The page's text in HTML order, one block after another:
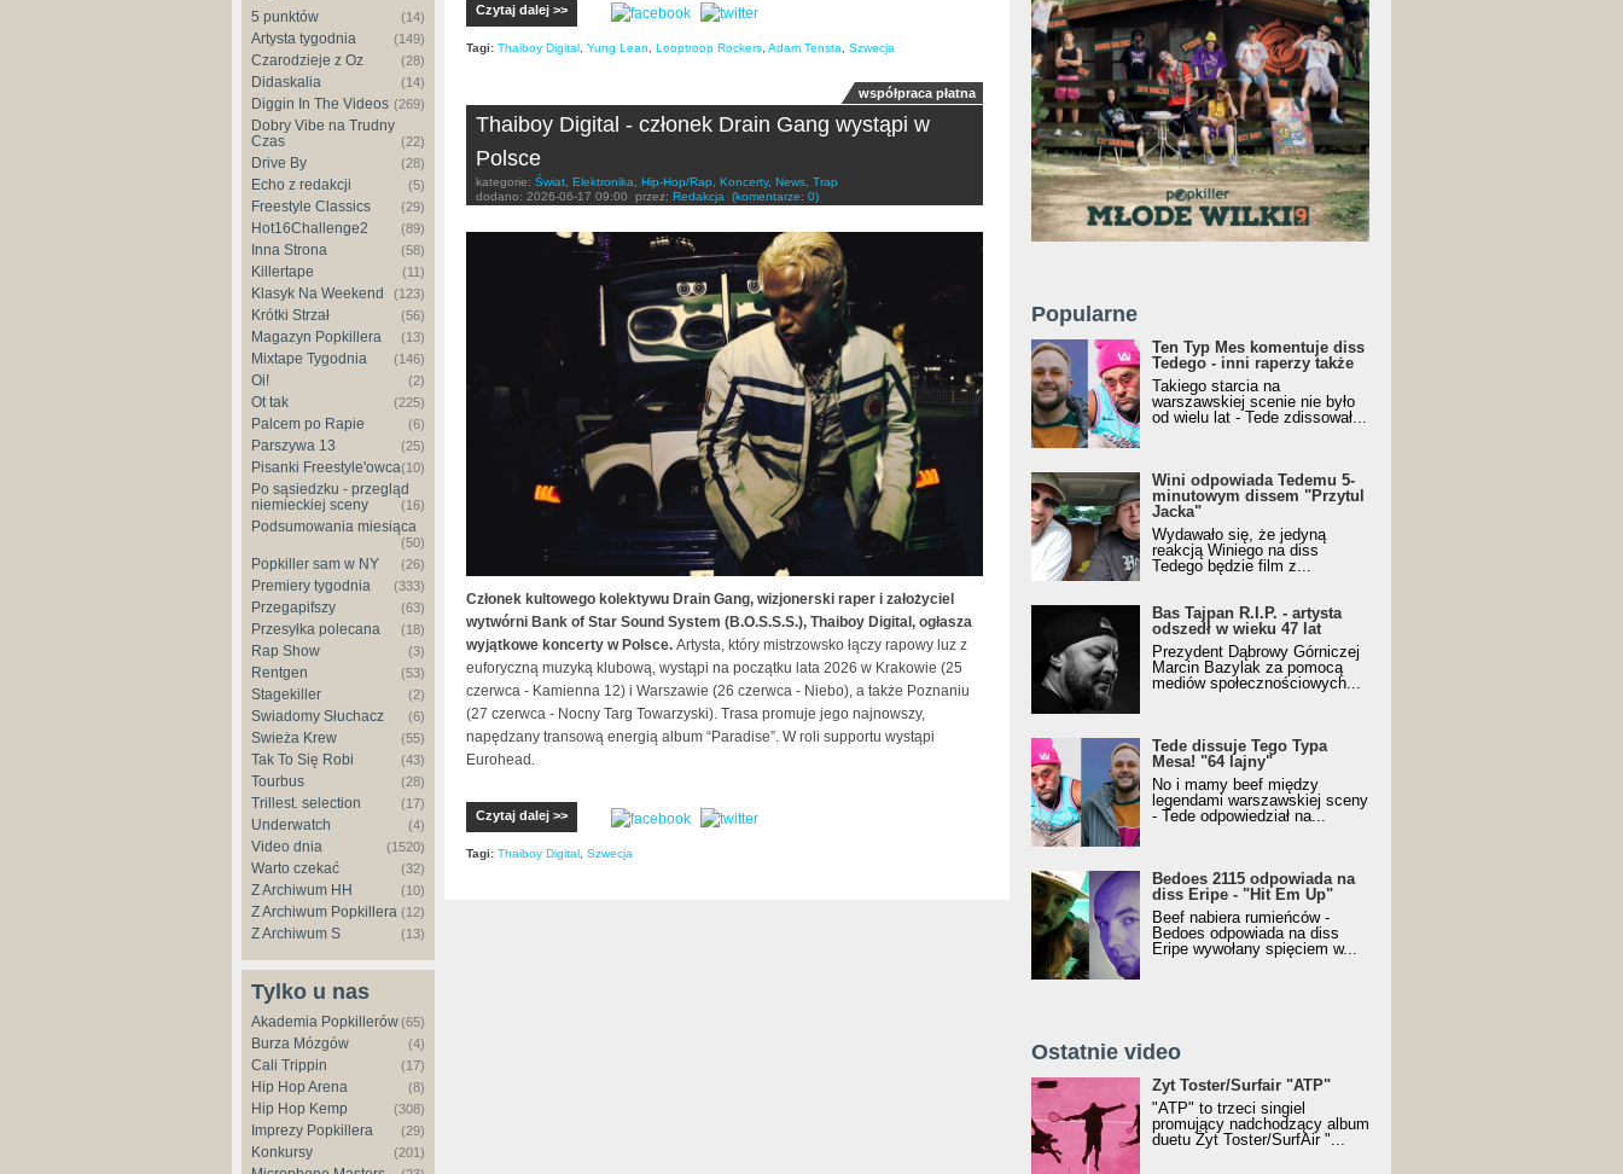
5 punktów (14)
Artysta tygodnia (149)
Czarodzieje z Oz (28)
Didaskalia (14)
Diggin In The Videos (269)
Dobry Vibe na Trudny
Czas
(22)
Drive By (28)
Echo z redakcji (5)
Freestyle Classics (29)
Hot16Challenge2 (89)
Inna Strona (58)
Killertape (11)
Klasyk Na Weekend (123)
Krótki Strzał (56)
Magazyn Popkillera (13)
Mixtape Tygodnia (146)
Oi! (2)
Ot tak (225)
Palcem po Rapie (6)
Parszywa 13 (25)
Pisanki Freestyle'owca(10)
Po sąsiedzku - przegląd
niemieckiej sceny
(16)
Podsumowania miesiąca
(50)
Popkiller sam w NY (26)
Premiery tygodnia (333)
Przegapifszy (63)
Przesyłka polecana (18)
Rap Show (3)
Rentgen (53)
Stagekiller (2)
Świadomy Słuchacz (6)
Świeża Krew (55)
Tak To Się Robi (43)
Tourbus (28)
Trillest. selection (17)
Underwatch (4)
Video dnia (1520)
Warto czekać (32)
Z Archiwum HH (10)
Z Archiwum Popkillera (12)
Z Archiwum S (13)
Tylko u nas
Akademia Popkillerów(65)
Burza Mózgów (4)
Cali Trippin (17)
Hip Hop Arena (8)
Hip Hop Kemp (308)
Imprezy Popkillera (29)
Konkursy (201)
Czytaj dalej >>
Tagi: Thaiboy Digital Yung Lean Looptroop Rockers Adam Tensta Szwecja
współpraca płatna
Thaiboy Digital - członek Drain Gang wystąpi w
Polsce
kategorie: Świat Elektronika Hip-Hop/Rap Koncerty, News Trap
dodano: 2026-06-17 09:00 przez: Redakcja (komentarze: 0)
Członek kultowego kolektywu Drain Gang, wizjonerski raper i założyciel
wytwórni Bank of Star Sound System (B.O.S.S.S.), Thaiboy Digital, ogłasza
wyjątkowe koncerty w Polsce. Artysta, który mistrzowsko łączy rapowy luz z
euforyczną muzyką klubową, wystąpi na początku lata 2026 w Krakowie (25
czerwca - Kamienna 12) i Warszawie (26 czerwca - Niebo), a także Poznaniu
(27 czerwca - Nocny Targ Towarzyski). Trasa promuje jego najnowszy,
napędzany transową energią album “Paradise”. W roli supportu wystąpi
Eurohead.
Czytaj dalej >>
Tagi: Thaiboy Digital Szwecja
Popularne
Ten Typ Mes komentuje diss
Tedego - inni raperzy także
Takiego starcia na
warszawskiej scenie nie było
od wielu lat - Tede zdissował...
Wini odpowiada Tedemu 5-
minutowym dissem "Przytul
Jacka"
Wydawało się, że jedyną
reakcją Winiego na diss
Tedego będzie film z...
Bas Tajpan R.I.P. - artysta
odszedł w wieku 47 lat
Prezydent Dąbrowy Górniczej
Marcin Bazylak za pomocą
mediów społecznościowych...
Tede dissuje Tego Typa
Mesa! "64 lajny"
No i mamy beef między
legendami warszawskiej sceny
- Tede odpowiedział na...
Bedoes 2115 odpowiada na
diss Eripe - "Hit Em Up"
Beef nabiera rumieńców -
Bedoes odpowiada na diss
Eripe wywołany spięciem w...
Ostatnie video
Żyt Toster/SurfAir - ATP VIDEO
Żyt Toster/Surfair "ATP"
"ATP" to trzeci singiel
promujący nadchodzący album
duetu Żyt Toster/SurfAir "...